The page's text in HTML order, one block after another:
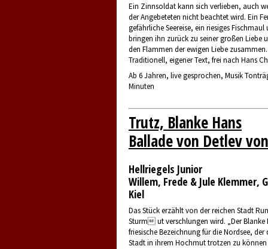
Ein Zinnsoldat kann sich verlieben, auch
der Angebeteten nicht beachtet wird. Ein
gefährliche Seereise, ein riesiges Fischmaul
bringen ihn zurück zu seiner großen Liebe
den Flammen der ewigen Liebe zusammen.
Traditionell, eigener Text, frei nach Hans
Ab 6 Jahren, live gesprochen, Musik
Minuten
Trutz, Blanke Hans
Ballade von Detlev
Hellriegels Junior
Willem, Frede & Jule Klemmer,
Kiel
Das Stück erzählt von der reichen Stadt
Sturm ut verschlungen wird. „Der Blanke
friesische Bezeichnung für die Nordsee, der
Stadt in ihrem Hochmut trotzen zu